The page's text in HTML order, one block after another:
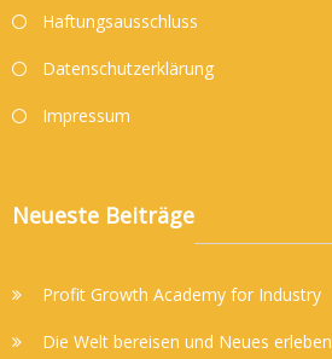
Haftungsausschluss
Datenschutzerklärung
Impressum
Neueste Beiträge
Profit Growth Academy for Industry
Die Welt bereisen und Neues erleben